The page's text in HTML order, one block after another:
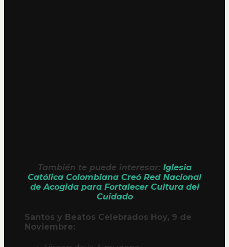
También te puede interesar: Iglesia
Católica Colombiana Creó Red Nacional
de Acogida para Fortalecer Cultura del
Cuidado
Santos y Beatos Celebrados Hoy, 9 de
Noviembre: